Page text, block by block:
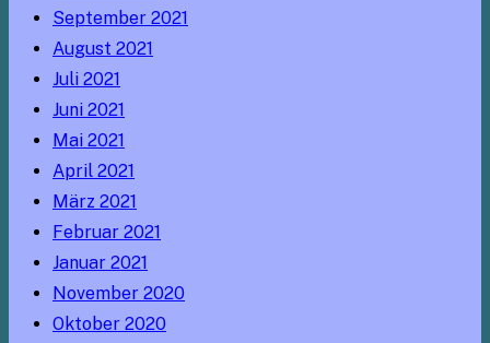
September 2021
August 2021
Juli 2021
Juni 2021
Mai 2021
April 2021
März 2021
Februar 2021
Januar 2021
November 2020
Oktober 2020